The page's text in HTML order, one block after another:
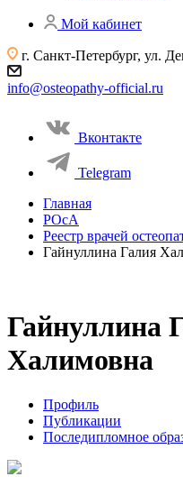
Мой кабинет
г. Санкт-Петербург, ул.
info@osteopathy-official.ru
Вконтакте
Telegram
Главная
РОсА
Реестр врачей
Гайнуллина Галия
Гайнуллина
Халимовна
Профиль
Публикации
Последипломное